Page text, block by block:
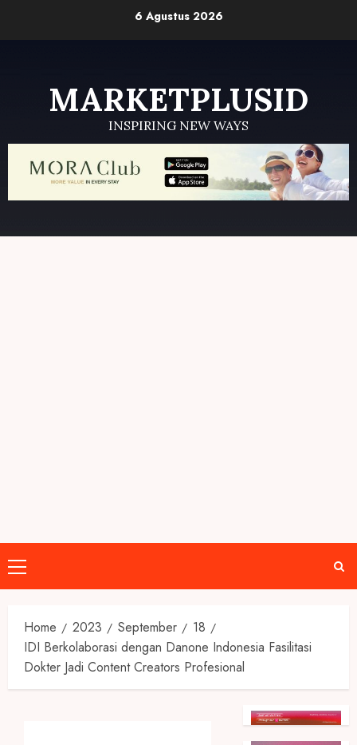
6 Agustus 2026
MARKETPLUSID
INSPIRING NEW WAYS
Primary
Menu
Home 2023 September
18
IDI Berkolaborasi dengan Danone Indonesia Fasilitasi
Dokter Jadi Content Creators Profesional